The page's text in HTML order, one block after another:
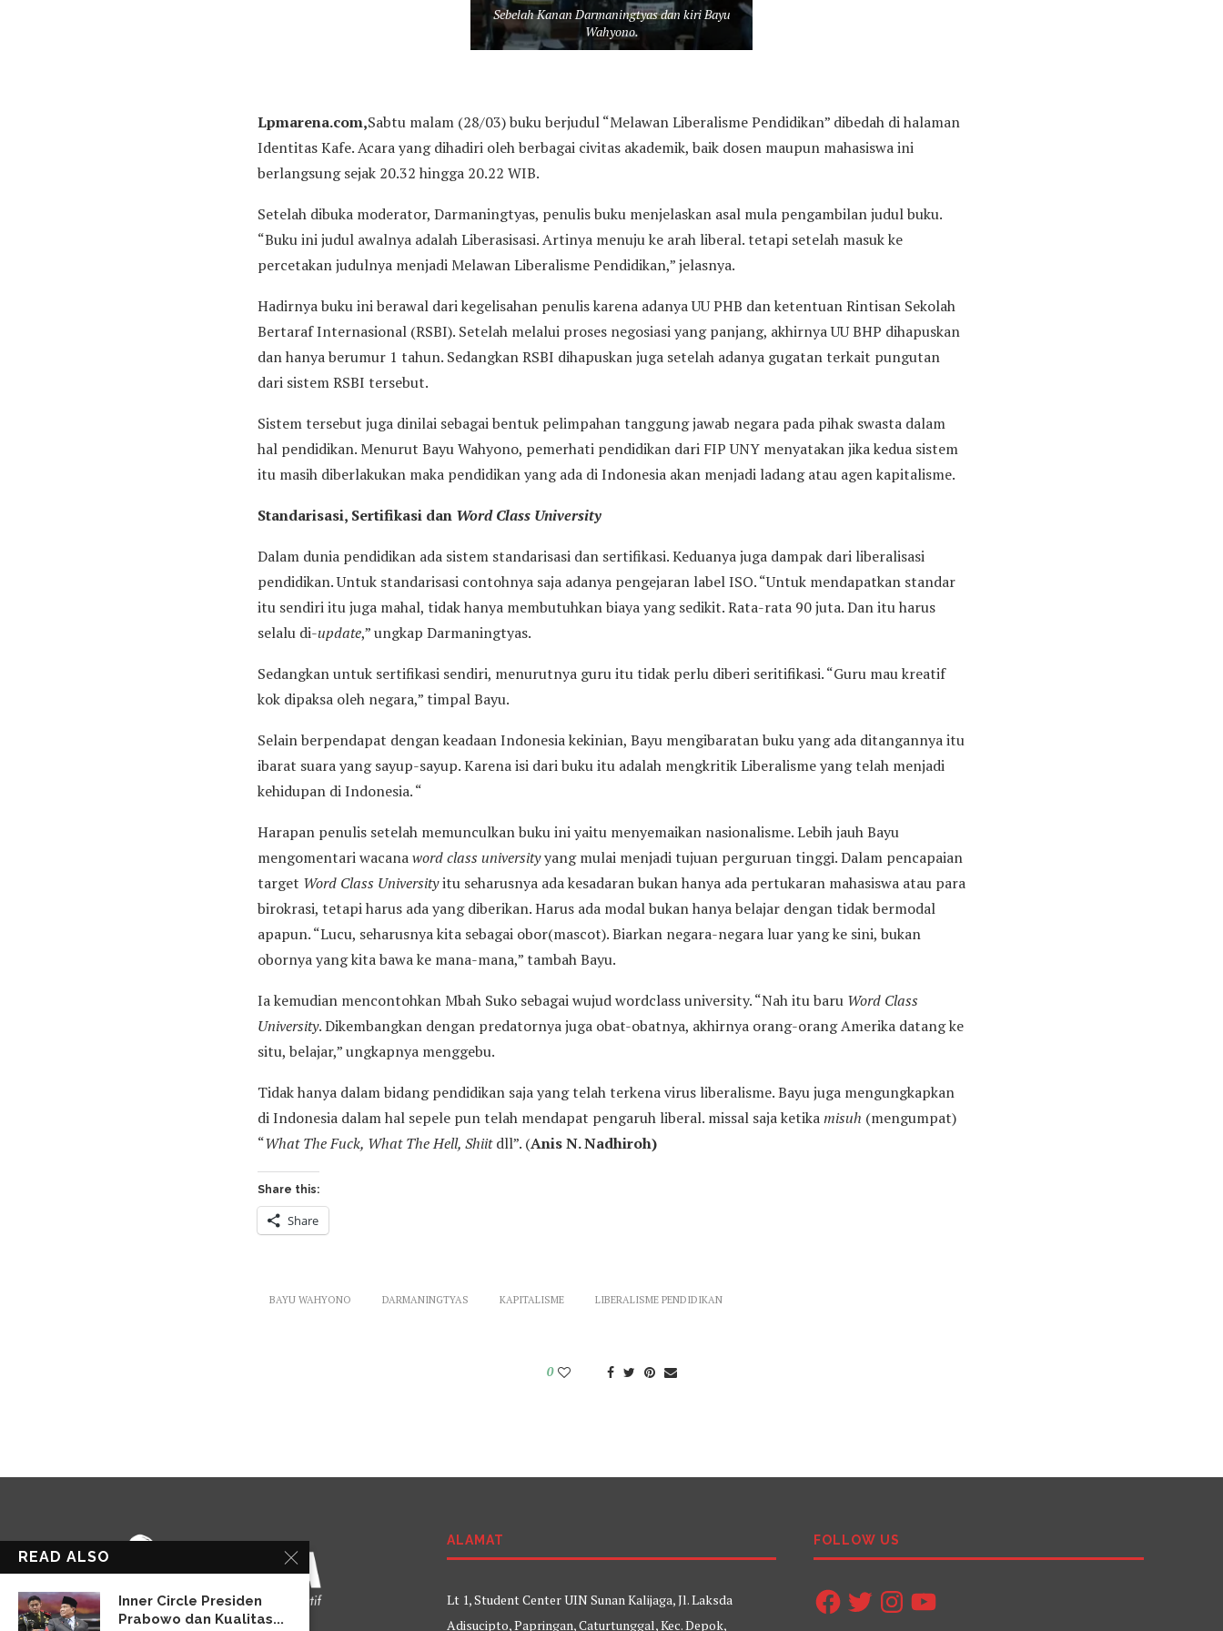
Sebelah Kanan Darmaningtyas dan kiri Bayu
Wahyono.
Lpmarena.com,Sabtu malam (28/03) buku berjudul “Melawan Liberalisme Pendidikan” dibedah di halaman
Identitas Kafe. Acara yang dihadiri oleh berbagai civitas akademik, baik dosen maupun mahasiswa ini
berlangsung sejak 20.32 hingga 20.22 WIB.
Setelah dibuka moderator, Darmaningtyas, penulis buku menjelaskan asal mula pengambilan judul buku.
“Buku ini judul awalnya adalah Liberasisasi. Artinya menuju ke arah liberal. tetapi setelah masuk ke
percetakan judulnya menjadi Melawan Liberalisme Pendidikan,” jelasnya.
Hadirnya buku ini berawal dari kegelisahan penulis karena adanya UU PHB dan ketentuan Rintisan Sekolah
Bertaraf Internasional (RSBI). Setelah melalui proses negosiasi yang panjang, akhirnya UU BHP dihapuskan
dan hanya berumur 1 tahun. Sedangkan RSBI dihapuskan juga setelah adanya gugatan terkait pungutan
dari sistem RSBI tersebut.
Sistem tersebut juga dinilai sebagai bentuk pelimpahan tanggung jawab negara pada pihak swasta dalam
hal pendidikan. Menurut Bayu Wahyono, pemerhati pendidikan dari FIP UNY menyatakan jika kedua sistem
itu masih diberlakukan maka pendidikan yang ada di Indonesia akan menjadi ladang atau agen kapitalisme.
Standarisasi, Sertifikasi dan Word Class University
Dalam dunia pendidikan ada sistem standarisasi dan sertifikasi. Keduanya juga dampak dari liberalisasi
pendidikan. Untuk standarisasi contohnya saja adanya pengejaran label ISO. “Untuk mendapatkan standar
itu sendiri itu juga mahal, tidak hanya membutuhkan biaya yang sedikit. Rata-rata 90 juta. Dan itu harus
selalu di-update,” ungkap Darmaningtyas.
Sedangkan untuk sertifikasi sendiri, menurutnya guru itu tidak perlu diberi seritifikasi. “Guru mau kreatif
kok dipaksa oleh negara,” timpal Bayu.
Selain berpendapat dengan keadaan Indonesia kekinian, Bayu mengibaratan buku yang ada ditangannya itu
ibarat suara yang sayup-sayup. Karena isi dari buku itu adalah mengkritik Liberalisme yang telah menjadi
kehidupan di Indonesia. “
Harapan penulis setelah memunculkan buku ini yaitu menyemaikan nasionalisme. Lebih jauh Bayu
mengomentari wacanaword class universityyang mulai menjadi tujuan perguruan tinggi. Dalam pencapaian
target Word Class Universityitu seharusnya ada kesadaran bukan hanya ada pertukaran mahasiswa atau para
birokrasi, tetapi harus ada yang diberikan. Harus ada modal bukan hanya belajar dengan tidak bermodal
apapun. “Lucu, seharusnya kita sebagai obor(mascot). Biarkan negara-negara luar yang ke sini, bukan
obornya yang kita bawa ke mana-mana,” tambah Bayu.
Ia kemudian mencontohkan Mbah Suko sebagai wujud wordclass university. “Nah itu baru Word Class
University. Dikembangkan dengan predatornya juga obat-obatnya, akhirnya orang-orang Amerika datang ke
situ, belajar,” ungkapnya menggebu.
Tidak hanya dalam bidang pendidikan saja yang telah terkena virus liberalisme. Bayu juga mengungkapkan
di Indonesia dalam hal sepele pun telah mendapat pengaruh liberal. missal saja ketikamisuh (mengumpat)
“What The Fuck, What The Hell, Shiitdll”. (Anis N. Nadhiroh)
Share this:
Share
BAYU WAHYONO DARMANINGTYAS KAPITALISME LIBERALISME PENDIDIKAN
0
ALAMAT
Lt 1, Student Center UIN Sunan Kalijaga, Jl. Laksda
Adisucipto, Papringan, Caturtunggal, Kec. Depok,
FOLLOW US
FacebookTwitterInstagram
YouTube
READ ALSO
Inner Circle Presiden
Prabowo dan Kualitas...